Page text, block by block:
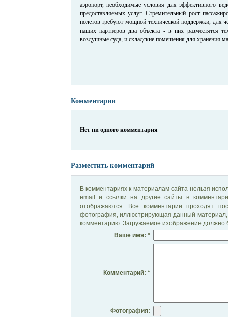
аэропорт, необходимые условия для эффективного
предоставляемых услуг. Стремительный рост
полетов требуют мощной технической поддержки, для
наших партнеров два объекта - в них разместятся
воздушные суда, и складские помещения для хранения
Комментарии
Нет ни одного комментария
Разместить комментарий
В комментариях к материалам сайта нельзя
email и ссылки на другие сайты в
отображаются. Все комментарии проходят
фотография, иллюстрирующая данный материал,
комментарию. Загружаемое изображение должно
Ваше имя: *
Комментарий: *
Фотография: